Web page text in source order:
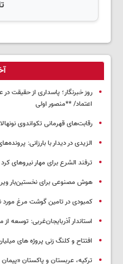
روز خبرنگار؛ پاسداری از
اعتماد/ **منصور اولی
رقابت‌های قهرمانی تکواندوی
الزیدی در دیدار با بارزانی:
ترفند الشرع برای مهار نیروهای
هوش مصنوعی برای نخستین‌بار
کمبودی در تامین گوشت مرغ مورد
استاندار آذربایجان‌غربی:
افتتاح و کلنگ زنی پروژه های
ترکیه، عربستان و پاکستان